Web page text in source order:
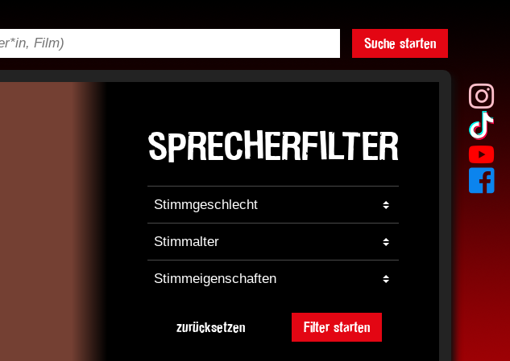
Suche starten
SPRECHERFILTER
zurücksetzen Filter starten